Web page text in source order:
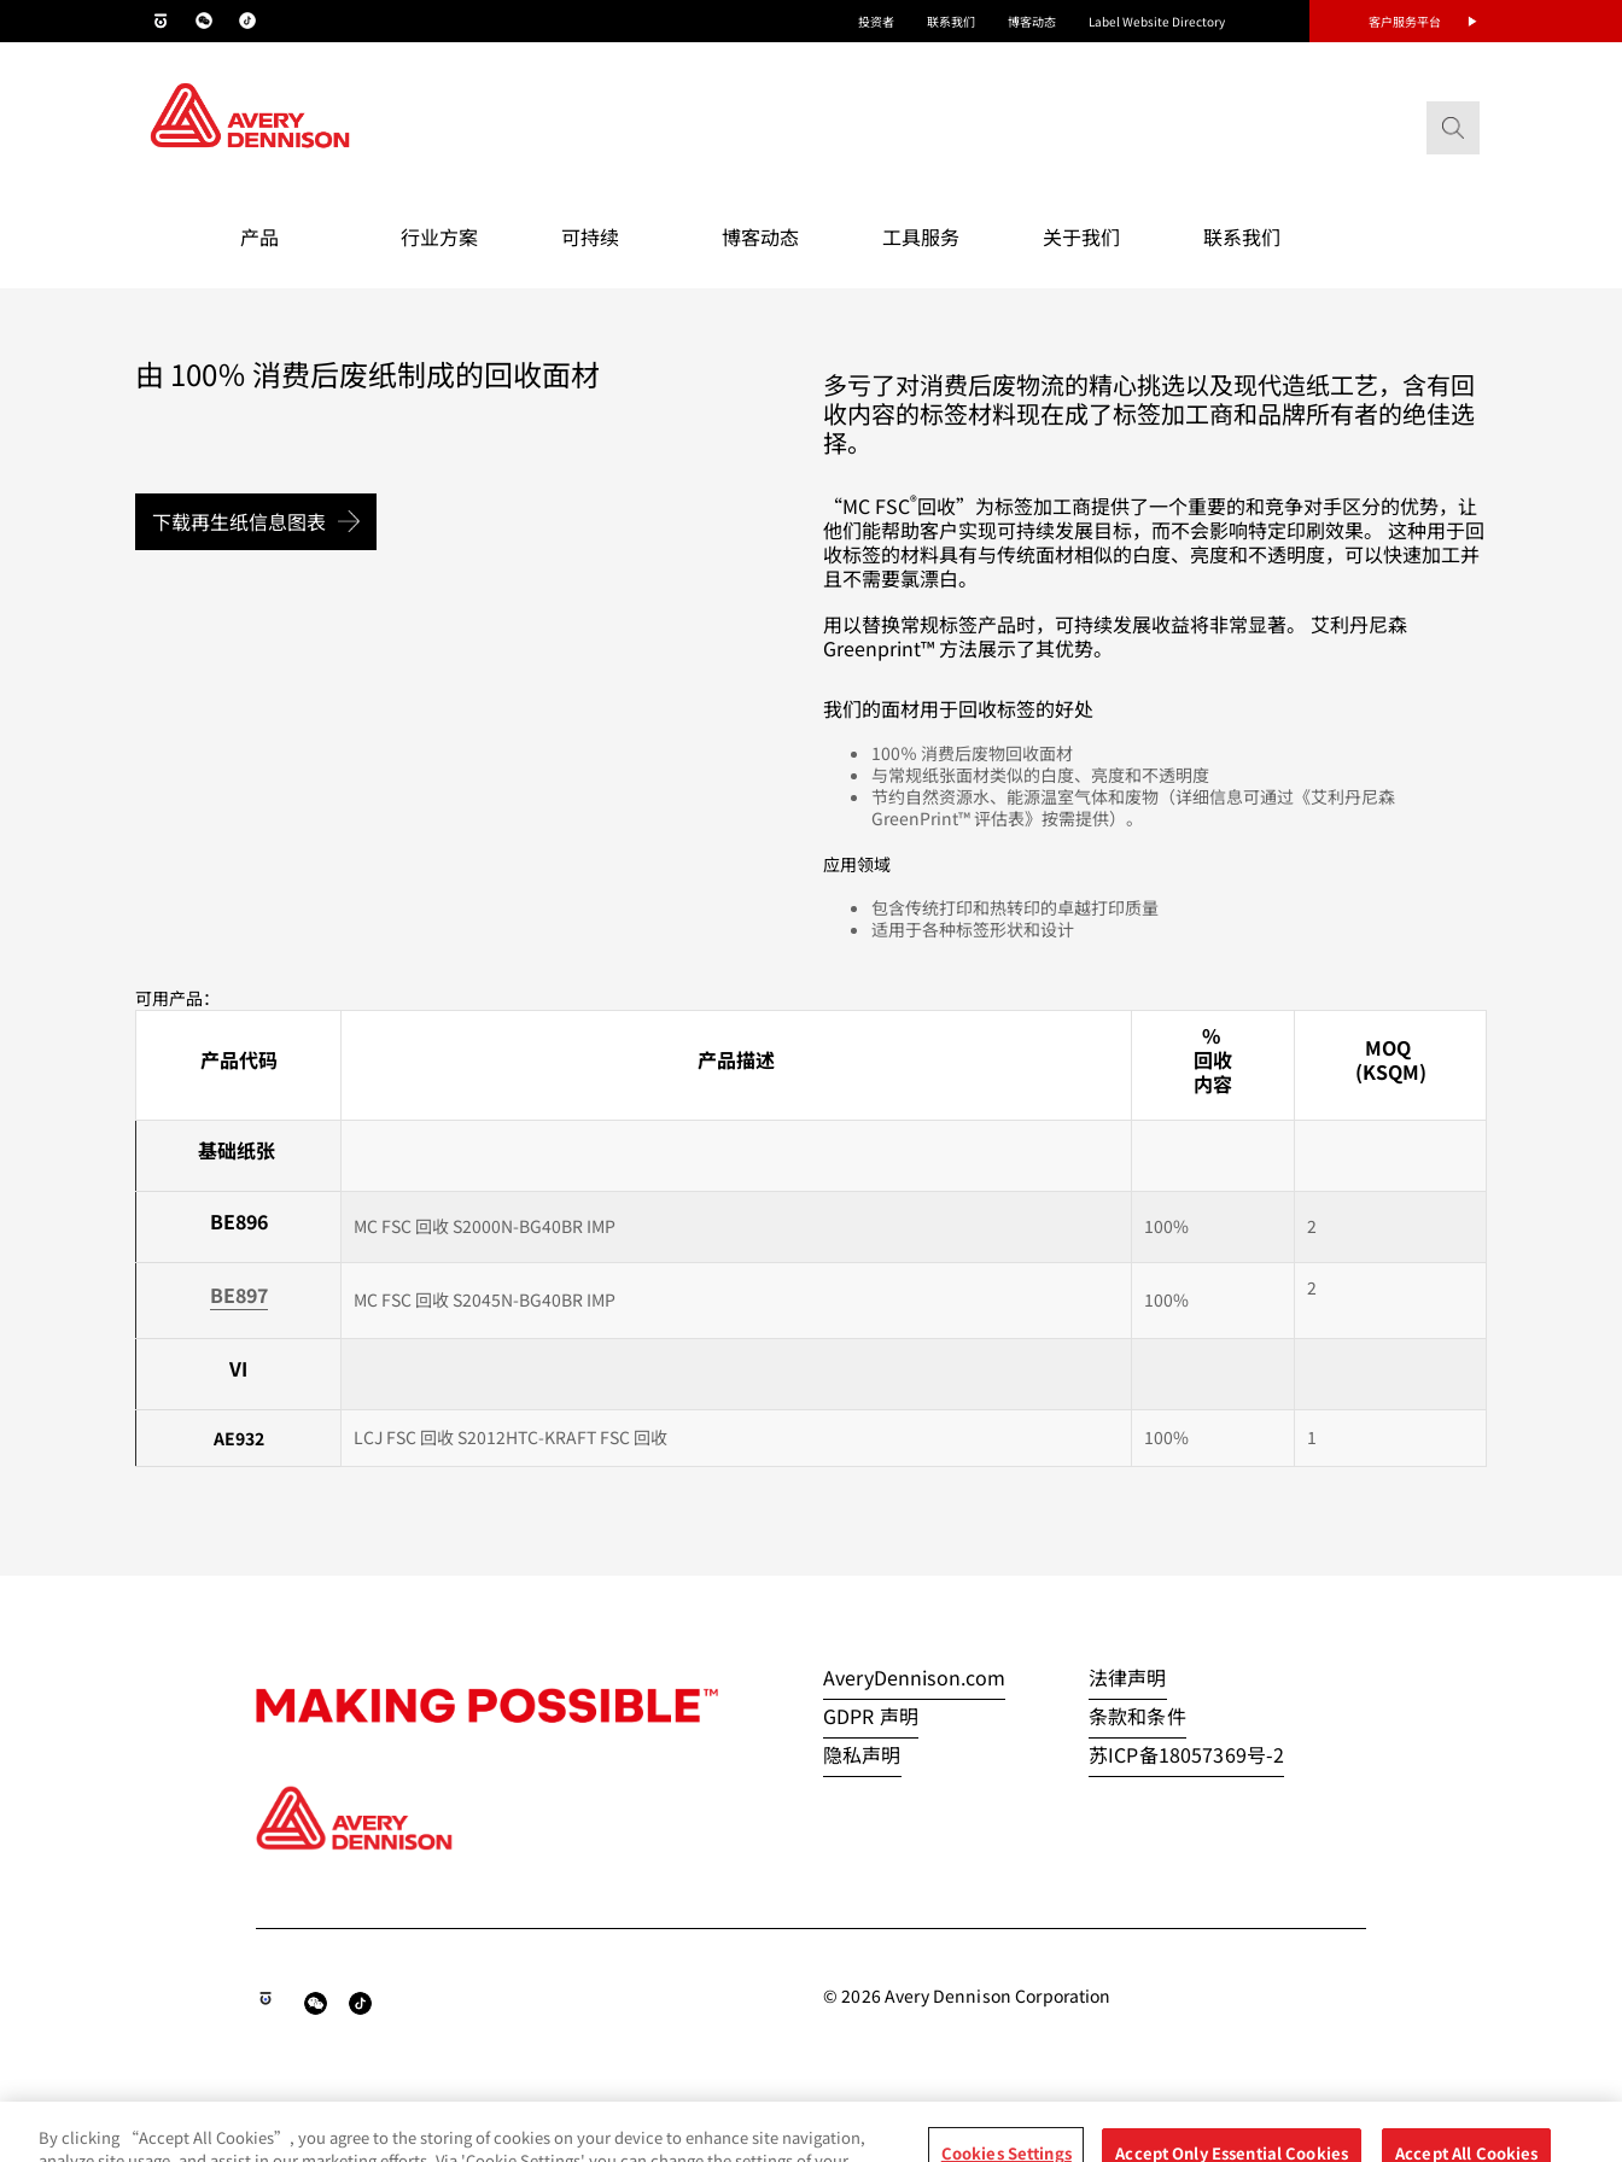
投资者 联系我们 博客动态 Label Website Directory 客户服务平台
产品 行业方案 可持续 博客动态 工具服务 关于我们 联系我们
由 100％ 消费后废纸制成的回收面材
多亏了对消费后废物流的精心挑选以及现代造纸工艺，含有回
收内容的标签材料现在成了标签加工商和品牌所有者的绝佳选
择。
下载再生纸信息图表
“MC FSC®回收”为标签加工商提供了一个重要的和竞争对手区分的优势，让
他们能帮助客户实现可持续发展目标，而不会影响特定印刷效果。 这种用于回
收标签的材料具有与传统面材相似的白度、亮度和不透明度，可以快速加工并
且不需要氯漂白。
用以替换常规标签产品时，可持续发展收益将非常显著。 艾利丹尼森
Greenprint™ 方法展示了其优势。
我们的面材用于回收标签的好处
100％ 消费后废物回收面材
与常规纸张面材类似的白度、亮度和不透明度
节约自然资源水、能源温室气体和废物（详细信息可通过《艾利丹尼森
GreenPrint™ 评估表》按需提供）。
应用领域
包含传统打印和热转印的卓越打印质量
适用于各种标签形状和设计
可用产品：
产品代码 产品描述
%
回收
内容
MOQ
(KSQM)
基础纸张
BE896 MC FSC 回收 S2000N-BG40BR IMP 100% 2
BE897 MC FSC 回收 S2045N-BG40BR IMP 100% 2
VI
AE932 LCJ FSC 回收 S2012HTC-KRAFT FSC 回收 100% 1
AveryDennison.com
法律声明
GDPR 声明
条款和条件
隐私声明
苏ICP备18057369号-2
© 2026 Avery Dennison Corporation
By clicking “Accept All Cookies”, you agree to the storing of cookies on your device to enhance site navigation,
Cookies Settings Accept Only Essential Cookies Accept All Cookies